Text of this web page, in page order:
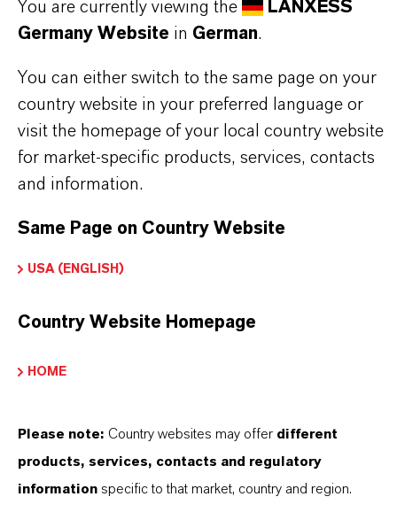
PRODUKTINFORMATIONEN
You are currently viewing the
LANXESS
Germany Website in German.
You can either switch to the same page on your
country website in your preferred language or
visit the homepage of your local country website
for market-specific products, services, contacts
and information.
Same Page on Country Website
USA (ENGLISH)
Country Website Homepage
HOME
Please note: Country websites may offer different
products, services, contacts and regulatory
information specific to that market, country and region.